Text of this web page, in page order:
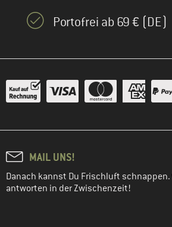
Portofrei ab 69 € (DE)
MAIL UNS!
Danach kannst Du Frischluft schnappen.
antworten in der Zwischenzeit!